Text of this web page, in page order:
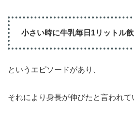
小さい時に牛乳毎日1リットル
というエピソードがあり、
それにより身長が伸びたと言われて